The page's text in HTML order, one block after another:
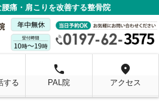
痛・肩こりを改善する整骨院
する
local_phone
PAL院
location_on
アクセス